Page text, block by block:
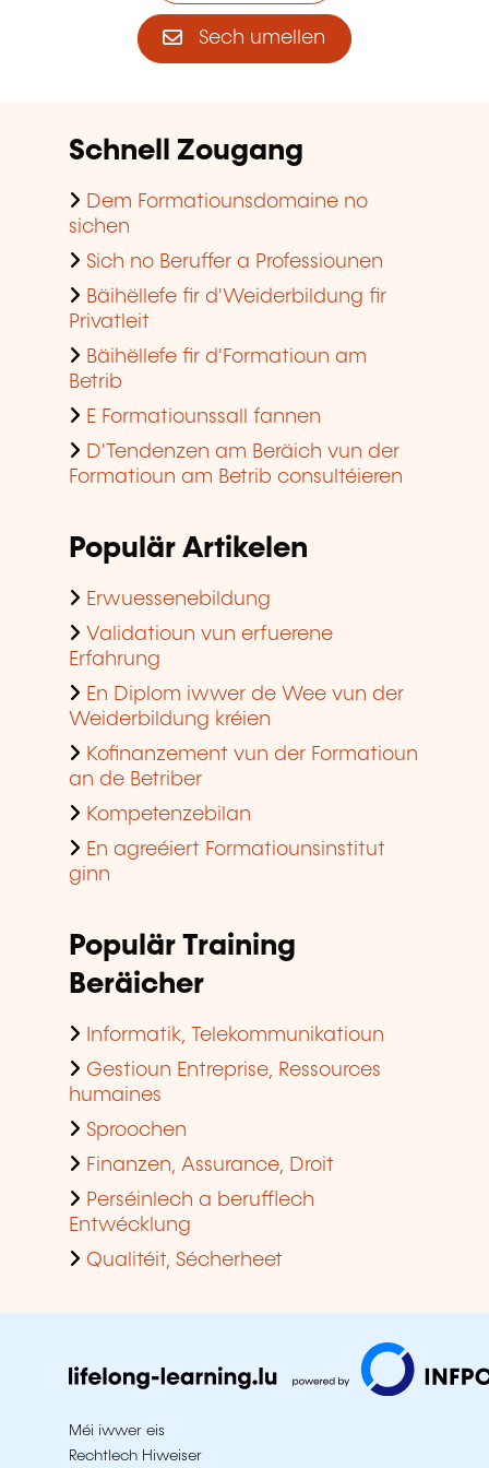
Sech umellen
Schnell Zougang
Dem Formatiounsdomaine no
sichen
Sich no Beruffer a Professiounen
Bäihëllefe fir d'Weiderbildung fir
Privatleit
Bäihëllefe fir d'Formatioun am
Betrib
E Formatiounssall fannen
D'Tendenzen am Beräich vun der
Formatioun am Betrib consultéieren
Populär Artikelen
Erwuessenebildung
Validatioun vun erfuerene
Erfahrung
En Diplom iwwer de Wee vun der
Weiderbildung kréien
Kofinanzement vun der Formatioun
an de Betriber
Kompetenzebilan
En agreéiert Formatiounsinstitut
ginn
Populär Training
Beräicher
Informatik, Telekommunikatioun
Gestioun Entreprise, Ressources
humaines
Sproochen
Finanzen, Assurance, Droit
Perséinlech a berufflech
Entwécklung
Qualitéit, Sécherheet
Méi iwwer eis
Rechtlech Hiweiser